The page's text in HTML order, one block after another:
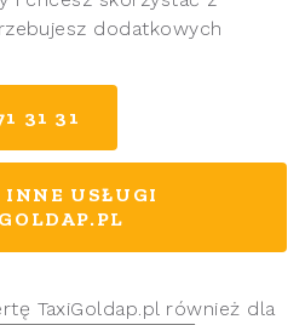
dodatkowych
31 31
INNE USŁUGI
TaxiGoldap.pl również dla